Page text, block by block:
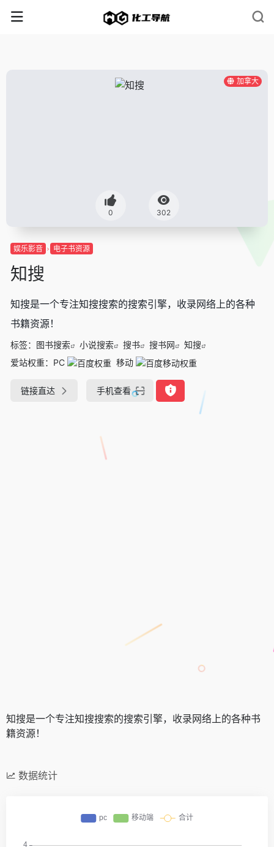
加拿大
0 302
娱乐影音 电子书资源
知搜
知搜是一个专注知搜搜索的搜索引擎，收录网络上的各种
书籍资源！
标签： 图书搜索 小说搜索 搜书 搜书网
知搜
爱站权重： PC 移动
链接直达 手机查看
知搜是一个专注知搜搜索的搜索引擎，收录网络上的各种书
籍资源！
数据统计